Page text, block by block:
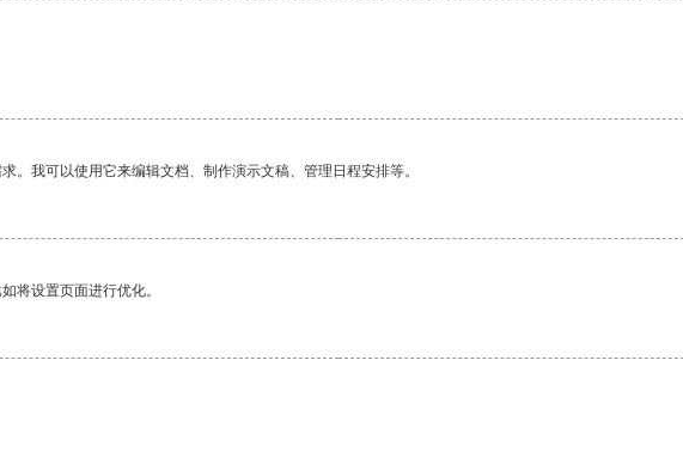
。我可以使用它来编辑文档、制作演示文稿、管理日程安排等。
将设置页面进行优化。